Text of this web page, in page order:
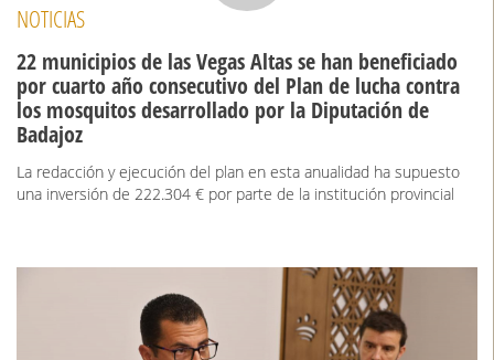
NOTICIAS
22 municipios de las Vegas Altas se han beneficiado
por cuarto año consecutivo del Plan de lucha contra
los mosquitos desarrollado por la Diputación de
Badajoz
La redacción y ejecución del plan en esta anualidad ha supuesto
una inversión de 222.304 € por parte de la institución provincial